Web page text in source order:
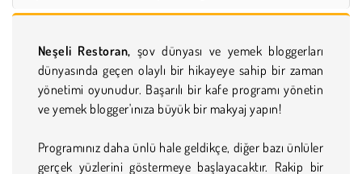
Neşeli Restoran, şov dünyası ve yemek bloggerları
dünyasında geçen olaylı bir hikayeye sahip bir zaman
yönetimi oyunudur. Başarılı bir kafe programı yönetin
ve yemek blogger'ınıza büyük bir makyaj yapın!
Programınız daha ünlü hale geldikçe, diğer bazı ünlüler
gerçek yüzlerini göstermeye başlayacaktır. Rakip bir